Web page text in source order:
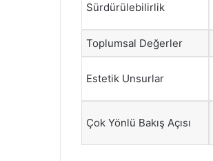
Sürdürülebilirlik
Toplumsal Değerler
Estetik Unsurlar
Çok Yönlü Bakış Açısı